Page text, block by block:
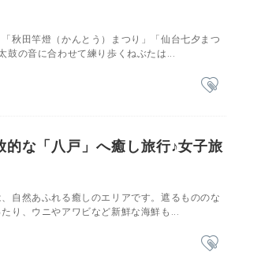
秋田竿燈（かんとう）まつり」「仙台七夕まつ
鼓の音に合わせて練り歩くねぶたは...
的な「八戸」へ癒し旅行♪女子旅
自然あふれる癒しのエリアです。遮るもののな
り、ウニやアワビなど新鮮な海鮮も...